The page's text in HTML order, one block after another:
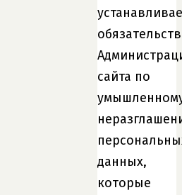
сайта по
данных,
которые